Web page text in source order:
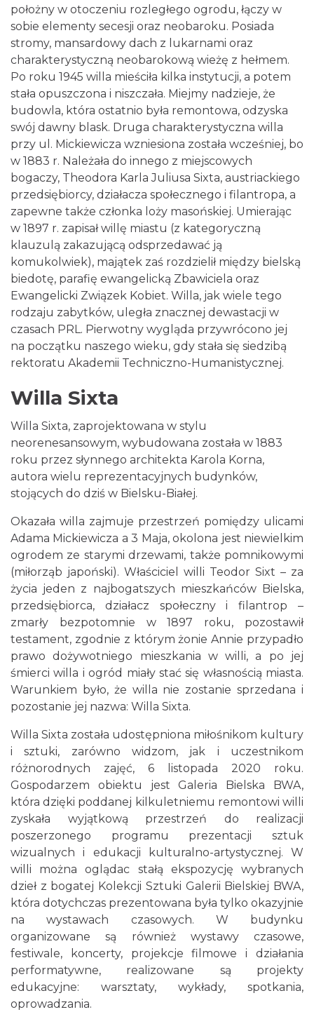
położny w otoczeniu rozległego ogrodu, łączy w
sobie elementy secesji oraz neobaroku. Posiada
stromy, mansardowy dach z lukarnami oraz
charakterystyczną neobarokową wieżę z hełmem.
Po roku 1945 willa mieściła kilka instytucji, a potem
stała opuszczona i niszczała. Miejmy nadzieje, że
budowla, która ostatnio była remontowa, odzyska
swój dawny blask. Druga charakterystyczna willa
przy ul. Mickiewicza wzniesiona została wcześniej, bo
w 1883 r. Należała do innego z miejscowych
bogaczy, Theodora Karla Juliusa Sixta, austriackiego
przedsiębiorcy, działacza społecznego i filantropa, a
zapewne także członka loży masońskiej. Umierając
w 1897 r. zapisał willę miastu (z kategoryczną
klauzulą zakazującą odsprzedawać ją
komukolwiek), majątek zaś rozdzielił między bielską
biedotę, parafię ewangelicką Zbawiciela oraz
Ewangelicki Związek Kobiet. Willa, jak wiele tego
rodzaju zabytków, uległa znacznej dewastacji w
czasach PRL. Pierwotny wygląda przywrócono jej
na początku naszego wieku, gdy stała się siedzibą
rektoratu Akademii Techniczno-Humanistycznej.
Willa Sixta
Willa Sixta, zaprojektowana w stylu
neorenesansowym, wybudowana została w 1883
roku przez słynnego architekta Karola Korna,
autora wielu reprezentacyjnych budynków,
stojących do dziś w Bielsku-Białej.
Okazała willa zajmuje przestrzeń pomiędzy ulicami
Adama Mickiewicza a 3 Maja, okolona jest niewielkim
ogrodem ze starymi drzewami, także pomnikowymi
(miłorząb japoński). Właściciel willi Teodor Sixt – za
życia jeden z najbogatszych mieszkańców Bielska,
przedsiębiorca, działacz społeczny i filantrop –
zmarły bezpotomnie w 1897 roku, pozostawił
testament, zgodnie z którym żonie Annie przypadło
prawo dożywotniego mieszkania w willi, a po jej
śmierci willa i ogród miały stać się własnością miasta.
Warunkiem było, że willa nie zostanie sprzedana i
pozostanie jej nazwa: Willa Sixta.
Willa Sixta została udostępniona miłośnikom kultury
i sztuki, zarówno widzom, jak i uczestnikom
różnorodnych zajęć, 6 listopada 2020 roku.
Gospodarzem obiektu jest Galeria Bielska BWA,
która dzięki poddanej kilkuletniemu remontowi willi
zyskała wyjątkową przestrzeń do realizacji
poszerzonego programu prezentacji sztuk
wizualnych i edukacji kulturalno-artystycznej. W
willi można oglądac stałą ekspozycję wybranych
dzieł z bogatej Kolekcji Sztuki Galerii Bielskiej BWA,
która dotychczas prezentowana była tylko okazyjnie
na wystawach czasowych. W budynku
organizowane są również wystawy czasowe,
festiwale, koncerty, projekcje filmowe i działania
performatywne, realizowane są projekty
edukacyjne: warsztaty, wykłady, spotkania,
oprowadzania.